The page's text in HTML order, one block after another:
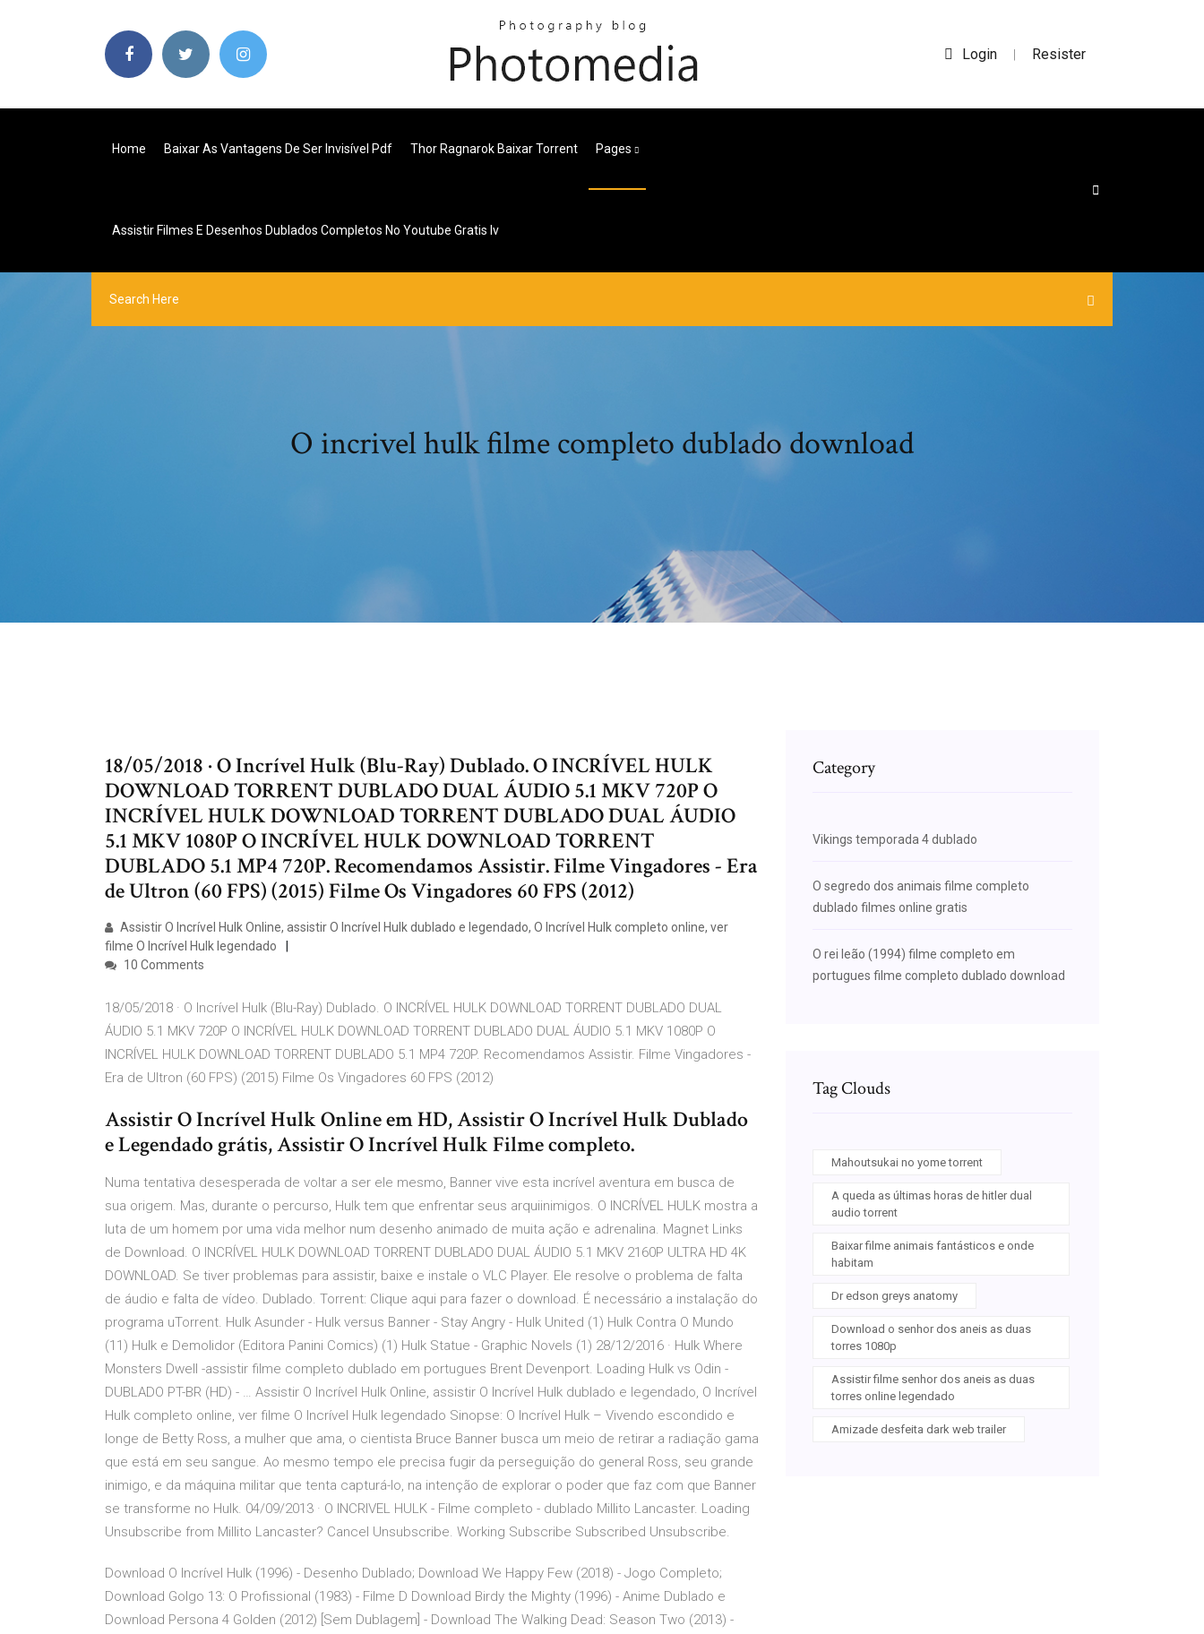
Login | Resister
Home Baixar As Vantagens De Ser Invisível Pdf Thor Ragnarok Baixar Torrent Pages
Assistir Filmes E Desenhos Dublados Completos No Youtube Gratis Iv
O incrivel hulk filme completo dublado download
18/05/2018 · O Incrível Hulk (Blu-Ray) Dublado. O INCRÍVEL HULK
DOWNLOAD TORRENT DUBLADO DUAL ÁUDIO 5.1 MKV 720P O
INCRÍVEL HULK DOWNLOAD TORRENT DUBLADO DUAL ÁUDIO
5.1 MKV 1080P O INCRÍVEL HULK DOWNLOAD TORRENT
DUBLADO 5.1 MP4 720P. Recomendamos Assistir. Filme Vingadores - Era
de Ultron (60 FPS) (2015) Filme Os Vingadores 60 FPS (2012)
Assistir O Incrível Hulk Online, assistir O Incrível Hulk dublado e legendado, O Incrível Hulk completo online, ver
filme O Incrível Hulk legendado
10 Comments
18/05/2018 · O Incrível Hulk (Blu-Ray) Dublado. O INCRÍVEL HULK DOWNLOAD TORRENT DUBLADO DUAL
ÁUDIO 5.1 MKV 720P O INCRÍVEL HULK DOWNLOAD TORRENT DUBLADO DUAL ÁUDIO 5.1 MKV 1080P O
INCRÍVEL HULK DOWNLOAD TORRENT DUBLADO 5.1 MP4 720P. Recomendamos Assistir. Filme Vingadores -
Era de Ultron (60 FPS) (2015) Filme Os Vingadores 60 FPS (2012)
Assistir O Incrível Hulk Online em HD, Assistir O Incrível Hulk Dublado
e Legendado grátis, Assistir O Incrível Hulk Filme completo.
Numa tentativa desesperada de voltar a ser ele mesmo, Banner vive esta incrível aventura em busca de
sua origem. Mas, durante o percurso, Hulk tem que enfrentar seus arquiinimigos. O INCRÍVEL HULK mostra a
luta de um homem por uma vida melhor num desenho animado de muita ação e adrenalina. Magnet Links
de Download. O INCRÍVEL HULK DOWNLOAD TORRENT DUBLADO DUAL ÁUDIO 5.1 MKV 2160P ULTRA HD 4K
DOWNLOAD. Se tiver problemas para assistir, baixe e instale o VLC Player. Ele resolve o problema de falta
de áudio e falta de vídeo. Dublado. Torrent: Clique aqui para fazer o download. É necessário a instalação do
programa uTorrent. Hulk Asunder - Hulk versus Banner - Stay Angry - Hulk United (1) Hulk Contra O Mundo
(11) Hulk e Demolidor (Editora Panini Comics) (1) Hulk Statue - Graphic Novels (1) 28/12/2016 · Hulk Where
Monsters Dwell -assistir filme completo dublado em portugues Brent Devenport. Loading Hulk vs Odin -
DUBLADO PT-BR (HD) - … Assistir O Incrível Hulk Online, assistir O Incrível Hulk dublado e legendado, O Incrível
Hulk completo online, ver filme O Incrível Hulk legendado Sinopse: O Incrível Hulk – Vivendo escondido e
longe de Betty Ross, a mulher que ama, o cientista Bruce Banner busca um meio de retirar a radiação gama
que está em seu sangue. Ao mesmo tempo ele precisa fugir da perseguição do general Ross, seu grande
inimigo, e da máquina militar que tenta capturá-lo, na intenção de explorar o poder que faz com que Banner
se transforme no Hulk. 04/09/2013 · O INCRIVEL HULK - Filme completo - dublado Millito Lancaster. Loading
Unsubscribe from Millito Lancaster? Cancel Unsubscribe. Working Subscribe Subscribed Unsubscribe.
Download O Incrível Hulk (1996) - Desenho Dublado; Download We Happy Few (2018) - Jogo Completo;
Download Golgo 13: O Profissional (1983) - Filme D Download Birdy the Mighty (1996) - Anime Dublado e
Download Persona 4 Golden (2012) [Sem Dublagem] - Download The Walking Dead: Season Two (2013) -
Category
Vikings temporada 4 dublado
O segredo dos animais filme completo
dublado filmes online gratis
O rei leão (1994) filme completo em
portugues filme completo dublado download
Tag Clouds
Mahoutsukai no yome torrent
A queda as últimas horas de hitler dual
audio torrent
Baixar filme animais fantásticos e onde
habitam
Dr edson greys anatomy
Download o senhor dos aneis as duas
torres 1080p
Assistir filme senhor dos aneis as duas
torres online legendado
Amizade desfeita dark web trailer